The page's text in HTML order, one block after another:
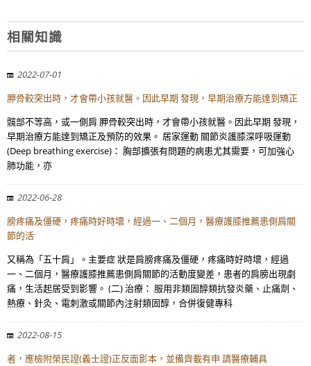
相關知識
2022-07-01
胛骨較突出時，才會帶小孩就醫。因此早期 發現，早期治療方能達到矯正
髖部不等高，或一側肩 胛骨較突出時，才會帶小孩就醫。因此早期 發現，
早期治療方能達到矯正及預防的效果。 居家運動 關節炎護膝深呼吸運動
(Deep breathing exercise)： 胸部擴張有問題的病患尤其需要，可加強心
肺功能，亦
2022-06-28
膀疼痛及僵硬，疼痛時好時壞，經過一、二個月，醫療護膝推薦患側肩關
節的活
又稱為「五十肩」。主要症 狀是肩膀疼痛及僵硬，疼痛時好時壞，經過
一、二個月，醫療護膝推薦患側肩關節的活動度變差，患者的肩膀出現劇
痛，生活起居受到影響。 (二) 治療： 服用非類固醇類抗發炎藥、止痛劑、
熱療、針灸、電刺激或關節內注射類固醇，合併復健專科
2022-08-15
者，應檢附榮民證(義士證)正反面影本，並備齊載有申 請醫療輔具